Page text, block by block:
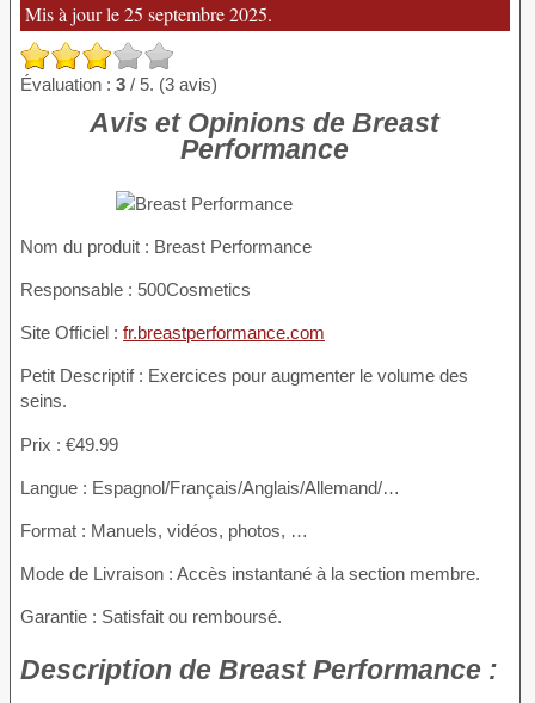
Mis à jour le 25 septembre 2025.
Évaluation : 3 / 5. (3 avis)
Avis et Opinions de Breast
Performance
Nom du produit : Breast Performance
Responsable : 500Cosmetics
Site Officiel : fr.breastperformance.com
Petit Descriptif : Exercices pour augmenter le volume des
seins.
Prix : €49.99
Langue : Espagnol/Français/Anglais/Allemand/…
Format : Manuels, vidéos, photos, …
Mode de Livraison : Accès instantané à la section membre.
Garantie : Satisfait ou remboursé.
Description de Breast Performance :